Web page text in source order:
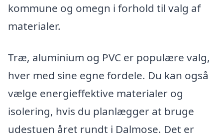
kommune og omegn i forhold til valg af
materialer.
Træ, aluminium og PVC er populære valg,
hver med sine egne fordele. Du kan også
vælge energieffektive materialer og
isolering, hvis du planlægger at bruge
udestuen året rundt i Dalmose. Det er